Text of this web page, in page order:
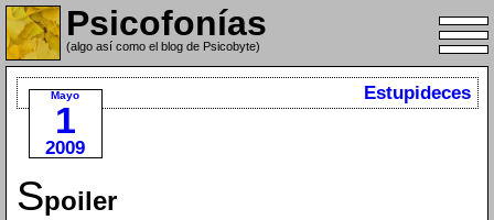
Psicofonías
(algo así como el blog de Psicobyte)
Mayo
1
2009
Estupideces
Spoiler